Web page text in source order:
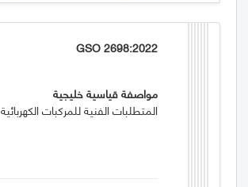
GSO 2698:2022
مواصفة قياسية خليجية
المتطلبات الفنية للمركبات الكهربائية